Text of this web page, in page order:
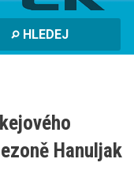
HLEDEJ
Hanuljak